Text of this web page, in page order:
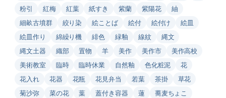
粉引
紅梅 紅葉 紙すき 紫蘭 紫陽花
紬
細畝古墳群
絞り染 絵ことば 絵付 絵付け
絵皿
絵皿作り
綿繰り機 緋色 緑釉 線紋
縄文
縄文土器
織部 置物 羊 美作 美作市
美作高校
美術教室
臨時 臨時休業 自然釉 色化粧泥
花
花入れ
花器 花瓶 花見弁当 若葉 茶掛
草花
菊沙弥
菜の花 葉 蓋付き容器 蓮
蕎麦ちょこ